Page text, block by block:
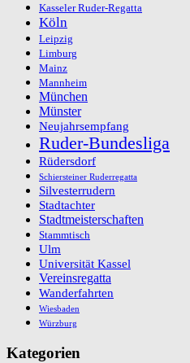
Kasseler Ruder-Regatta
Köln
Leipzig
Limburg
Mainz
Mannheim
München
Münster
Neujahrsempfang
Ruder-Bundesliga
Rüdersdorf
Schiersteiner Ruderregatta
Silvesterrudern
Stadtachter
Stadtmeisterschaften
Stammtisch
Ulm
Universität Kassel
Vereinsregatta
Wanderfahrten
Wiesbaden
Würzburg
Kategorien